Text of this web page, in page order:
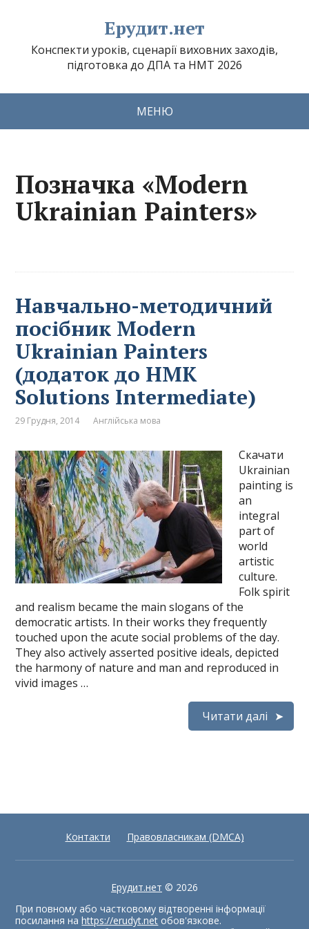
Ерудит.нет
Конспекти уроків, сценарії виховних заходів,
підготовка до ДПА та НМТ 2026
МЕНЮ
Позначка «Modern
Ukrainian Painters»
Навчально-методичний
посібник Modern
Ukrainian Painters
(додаток до HMK
Solutions Intermediate)
29 Грудня, 2014 Англійська мова
Скачати
Ukrainian
painting is
an
integral
part of
world
artistic
culture.
Folk spirit
and realism became the main slogans of the
democratic artists. In their works they frequently
touched upon the acute social problems of the day.
They also actively asserted positive ideals, depicted
the harmony of nature and man and reproduced in
vivid images …
Читати далі
Контакти Правовласникам (DMCA)
Ерудит.нет © 2026
При повному або частковому відтворенні інформації
посилання наhttps://erudyt.net обов'язкове.